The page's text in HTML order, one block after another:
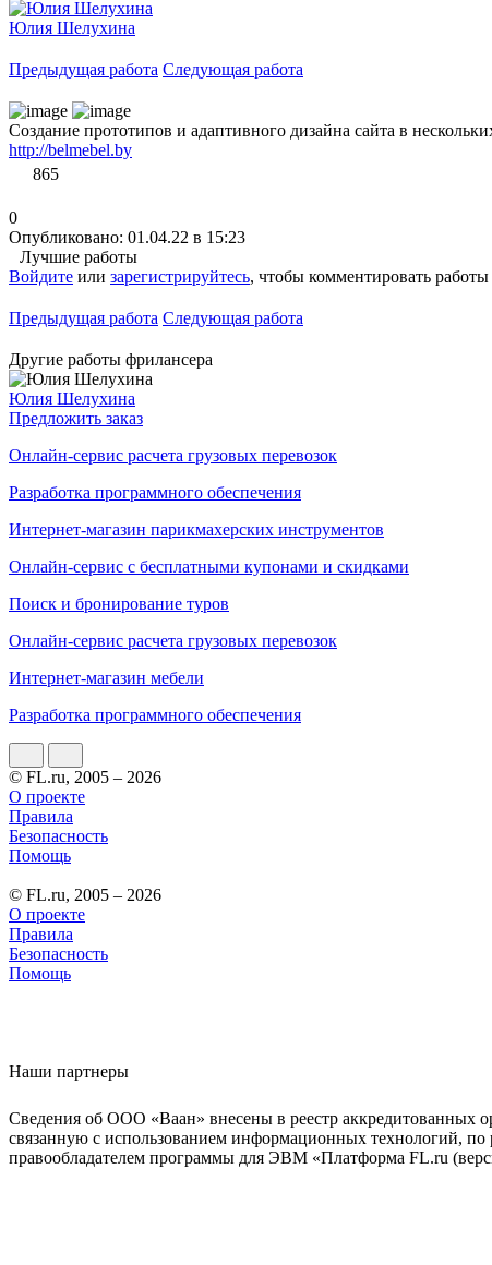
Юлия Шелухина
Предыдущая работа Следующая работа
Создание прототипов и адаптивного дизайна сайта в
http://belmebel.by
865
0
Опубликовано: 01.04.22 в 15:23
Лучшие работы
Войдите или зарегистрируйтесь, чтобы комментировать
Предыдущая работа Следующая работа
Другие работы фрилансера
Юлия Шелухина
Предложить заказ
Онлайн-сервис расчета грузовых перевозок
Разработка программного обеспечения
Интернет-магазин парикмахерских инструментов
Онлайн-сервис с бесплатными купонами и скидками
Поиск и бронирование туров
Онлайн-сервис расчета грузовых перевозок
Интернет-магазин мебели
Разработка программного обеспечения
© FL.ru, 2005 – 2026
О проекте
Правила
Безопасность
Помощь
© FL.ru, 2005 – 2026
О проекте
Правила
Безопасность
Помощь
Наши партнеры
Сведения об ООО «Ваан» внесены в реестр аккредитованных
связанную с использованием информационных технологий,
правообладателем программы для ЭВМ «Платформа FL.ru